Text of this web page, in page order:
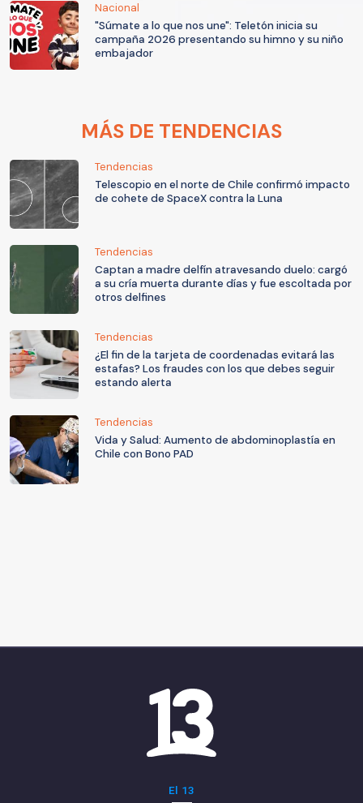
Nacional
"Súmate a lo que nos une": Teletón inicia su
campaña 2026 presentando su himno y su niño
embajador
MÁS DE TENDENCIAS
Tendencias
Telescopio en el norte de Chile confirmó impacto
de cohete de SpaceX contra la Luna
Tendencias
Captan a madre delfín atravesando duelo: cargó
a su cría muerta durante días y fue escoltada por
otros delfines
Tendencias
¿El fin de la tarjeta de coordenadas evitará las
estafas? Los fraudes con los que debes seguir
estando alerta
Tendencias
Vida y Salud: Aumento de abdominoplastía en
Chile con Bono PAD
El 13